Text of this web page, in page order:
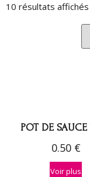
10 résultats affichés
POT DE
0.50 €
Voir plus